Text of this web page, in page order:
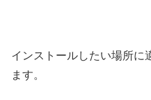
インストールしたい場所に
ます。